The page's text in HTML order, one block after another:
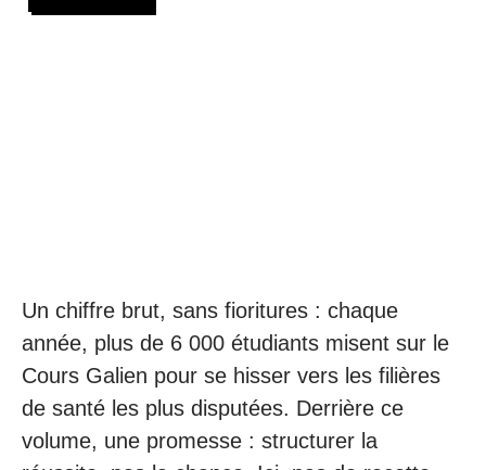
Un chiffre brut, sans fioritures : chaque
année, plus de 6 000 étudiants misent sur le
Cours Galien pour se hisser vers les filières
de santé les plus disputées. Derrière ce
volume, une promesse : structurer la